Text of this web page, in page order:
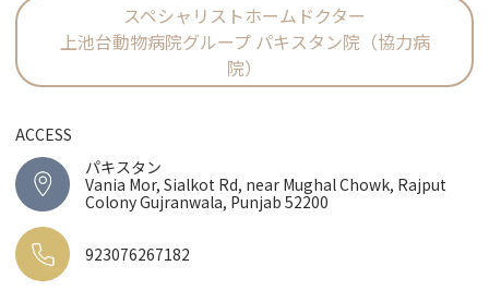
スペシャリストホームドクター
上池台動物病院グループ パキスタン院（協力病
院）
ACCESS
パキスタン
Vania Mor, Sialkot Rd, near Mughal Chowk, Rajput
Colony Gujranwala, Punjab 52200
923076267182